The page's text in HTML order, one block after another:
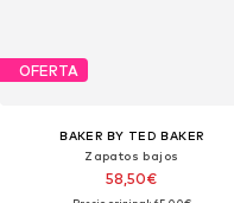
OFERTA
BAKER BY TED BAKER
Zapatos bajos
58,50€